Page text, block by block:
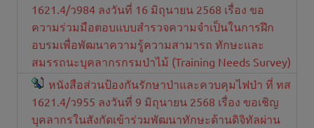
1621.4/ว984 ลงวันที่ 16 มิถุนายน 2568 เรื่อง ขอ
ความร่วมมือตอบแบบสำรวจความจำเป็นในการฝึก
อบรมเพื่อพัฒนาความรู้ความสามารถ ทักษะและ
สมรรถนะบุคลากรกรมป่าไม้ (Training Needs Survey)
หนังสือส่วนป้องกันรักษาป่าและควบคุมไฟป่า ที่ ทส
1621.4/ว955 ลงวันที่ 9 มิถุนายน 2568 เรื่อง ขอเชิญ
บุคลากรในสังกัดเข้าร่วมพัฒนาทักษะด้านดิจิทัลผ่าน